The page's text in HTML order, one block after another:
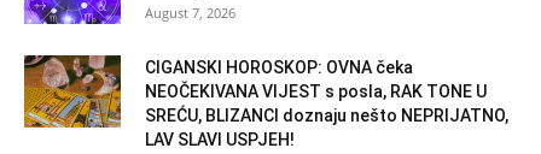
August 7, 2026
CIGANSKI HOROSKOP: OVNA čeka
NEOČEKIVANA VIJEST s posla, RAK TONE U
SREĆU, BLIZANCI doznaju nešto NEPRIJATNO,
LAV SLAVI USPJEH!